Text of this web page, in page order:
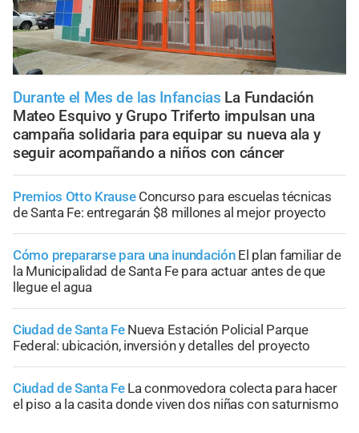
Durante el Mes de las Infancias La Fundación
Mateo Esquivo y Grupo Triferto impulsan una
campaña solidaria para equipar su nueva ala y
seguir acompañando a niños con cáncer
Premios Otto Krause Concurso para escuelas técnicas
de Santa Fe: entregarán $8 millones al mejor proyecto
Cómo prepararse para una inundación El plan familiar de
la Municipalidad de Santa Fe para actuar antes de que
llegue el agua
Ciudad de Santa Fe Nueva Estación Policial Parque
Federal: ubicación, inversión y detalles del proyecto
Ciudad de Santa Fe La conmovedora colecta para hacer
el piso a la casita donde viven dos niñas con saturnismo